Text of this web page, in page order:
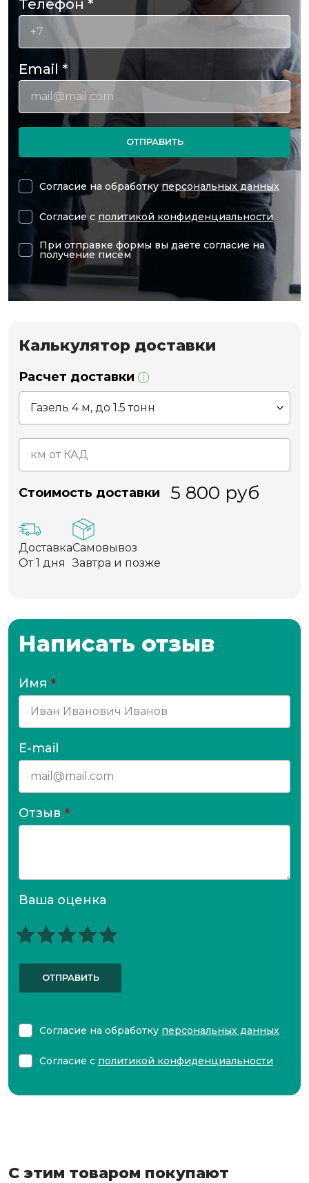
Телефон *
Email *
ОТПРАВИТЬ
Согласие на обработкуперсональных данных
Согласие с политикой конфиденциальности
При отправке формы вы даёте согласие на
получение писем
Калькулятор доставки
Расчет доставки
Стоимость доставки 5 800 руб
Доставка
От 1 дня
Самовывоз
Завтра и позже
Написать отзыв
Имя *
E-mail
Отзыв *
Ваша оценка
ОТПРАВИТЬ
Согласие на обработку персональных данных
Согласие с политикой конфиденциальности
С этим товаром покупают